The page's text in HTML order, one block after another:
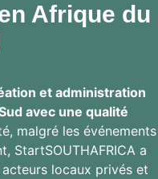
Afrique du
et administration
avec une qualité
malgré les événements
StartSOUTHAFRICA a
locaux privés et